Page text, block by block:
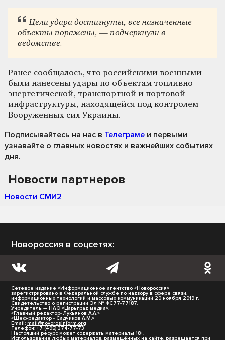
Цели удара достигнуты, все назначенные
объекты поражены, — подчеркнули в
ведомстве.
Ранее сообщалось, что российскими военными
были нанесены удары по объектам топливно-
энергетической, транспортной и портовой
инфраструктуры, находящейся под контролем
Вооруженных сил Украины.
Подписывайтесь на нас в Телеграме и первыми
узнавайте о главных новостях и важнейших событиях
дня.
Новости партнеров
Новости СМИ2
Новороссия в соцсетях:
Сетевое издание «Информационное агентство «Новороссия»
зарегистрировано в Федеральной службе по надзору в сфере связи,
информационных технологий и массовых коммуникаций 20 ноября 2019 г.
Свидетельство о регистрации Эл № ФС77-77187.
Учредитель — НАО «Царьград медиа».
«Главный редактор- Лукьянов А.А.»
«Шеф-редактор - Садчиков А.М.»
Email: mail@novorosinform.org
Телефон: +7 (495) 374-77-73
Настоящий ресурс может содержать материалы 18+.
Использование любых материалов, размещённых на сайте, разрешается при